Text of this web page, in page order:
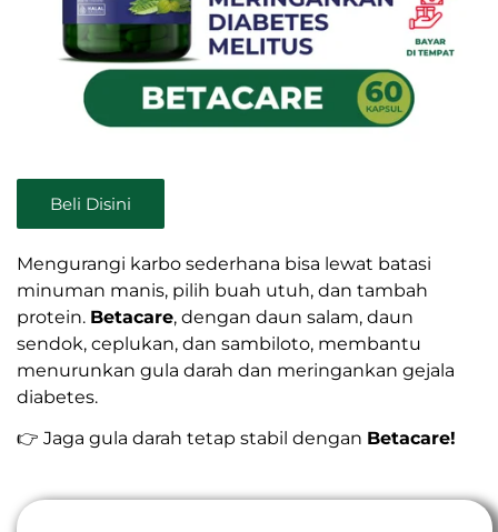
Beli Disini
Mengurangi karbo sederhana bisa lewat batasi
minuman manis, pilih buah utuh, dan tambah
protein. Betacare, dengan daun salam, daun
sendok, ceplukan, dan sambiloto, membantu
menurunkan gula darah dan meringankan gejala
diabetes.
👉 Jaga gula darah tetap stabil dengan Betacare!